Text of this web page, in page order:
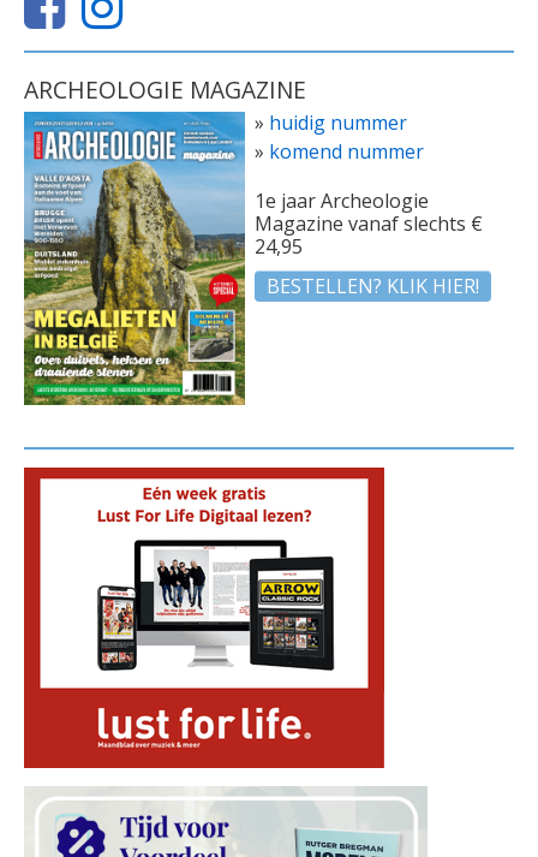
ARCHEOLOGIE MAGAZINE
» huidig nummer
» komend nummer
1e jaar Archeologie
Magazine vanaf slechts €
24,95
BESTELLEN? KLIK HIER!